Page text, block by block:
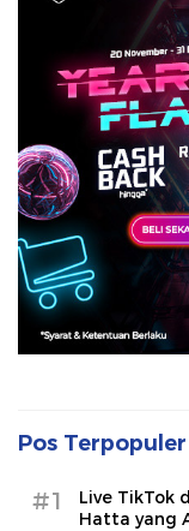
Pos Terpopuler
#1
Live TikTok
Hatta yang